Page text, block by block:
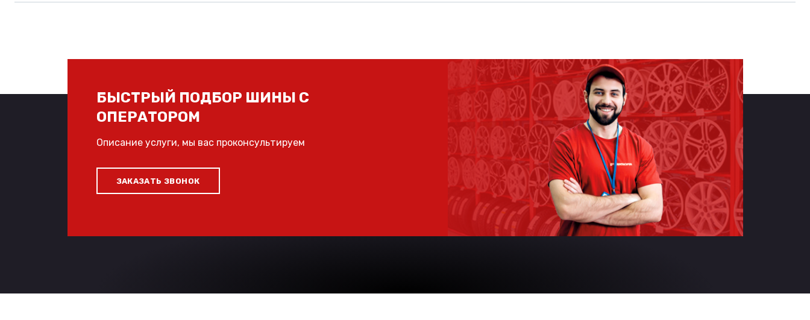
БЫСТРЫЙ ПОДБОР ШИНЫ С
ОПЕРАТОРОМ
Описание услуги, мы вас проконсультируем
ЗАКАЗАТЬ ЗВОНОК